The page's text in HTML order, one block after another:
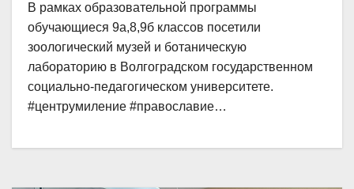
В рамках образовательной программы
обучающиеся 9а,8,9б классов посетили
зоологический музей и ботаническую
лабораторию в Волгоградском государственном
социально-педагогическом университете.
#центрумиление #православие…